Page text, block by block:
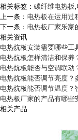
相关标签： 碳纤维电热板,
上一条： 电热板在运用过
下一条： 电热板厂家乐家
相关资讯
电热炕板安装需要哪些工
电热炕板怎样清洁和保养
电热炕板能否与空调联动
电热炕板能否调节亮度？
电热炕板能否调节温度？
电热板厂家的产品有哪些
相关产品